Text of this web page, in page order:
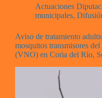
Actuaciones
municipales,
Aviso de tratamiento
mosquitos transmisores
(VNO) en Coria del Río,